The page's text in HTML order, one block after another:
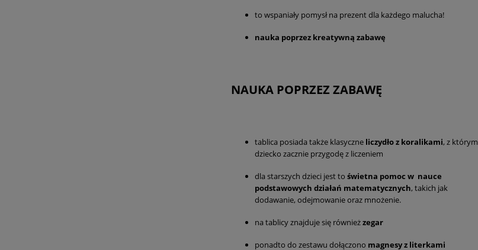
to wspaniały pomysł na prezent dla każdego malucha!
nauka poprzez kreatywną zabawę
NAUKA POPRZEZ ZABAWĘ
tablica posiada także klasyczne liczydło z koralikami, z którym
dziecko zacznie przygodę z liczeniem
dla starszych dzieci jest to świetna pomoc w nauce
podstawowych działań matematycznych, takich jak
dodawanie, odejmowanie oraz mnożenie.
na tablicy znajduje się równieżzegar
ponadto do zestawu dołączono magnesy z literkami